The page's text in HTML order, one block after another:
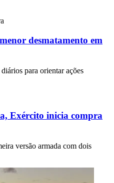
desmatamento em
para orientar ações
Exército inicia compra
versão armada com dois